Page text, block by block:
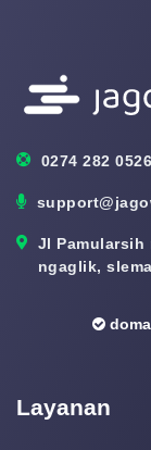
0274 282
Jl Pamularsih
ngaglik,
Layanan